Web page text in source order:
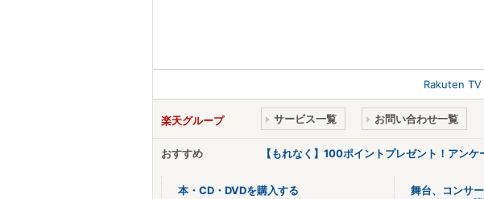
Rakuten TV
楽天グループ サービス一覧 お問い合わせ一覧
おすすめ 【もれなく】100ポイントプレゼント！アン
本・CD・DVDを購入する
舞台、コンサ